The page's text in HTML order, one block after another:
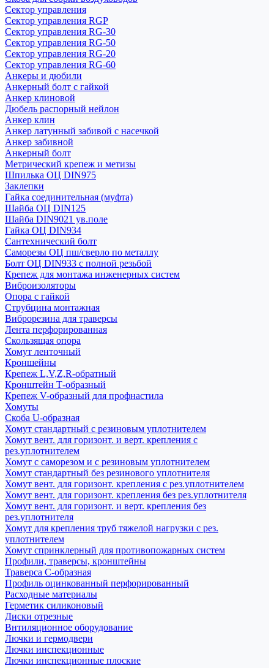
Сектор управления
Сектор управления RGP
Сектор управления RG-30
Сектор управления RG-50
Сектор управления RG-20
Сектор управления RG-60
Анкеры и дюбили
Анкерный болт с гайкой
Анкер клиновой
Дюбель распорный нейлон
Анкер клин
Анкер латунный забивой с насечкой
Анкер забивной
Анкерный болт
Метрический крепеж и метизы
Шпилька ОЦ DIN975
Заклепки
Гайка соединительная (муфта)
Шайба ОЦ DIN125
Шайба DIN9021 ув.поле
Гайка ОЦ DIN934
Сантехнический болт
Саморезы ОЦ пш/сверло по металлу
Болт ОЦ DIN933 с полной резьбой
Крепеж для монтажа инженерных систем
Виброизоляторы
Опора с гайкой
Струбцина монтажная
Виброрезина для траверсы
Лента перфорированная
Скользящая опора
Хомут ленточный
Кроншейны
Крепеж L,V,Z,R-обратный
Кронштейн Т-образный
Крепеж V-образный для профнастила
Хомуты
Скоба U-образная
Хомут стандартный с резиновым уплотнителем
Хомут вент. для горизонт. и верт. крепления с
рез.уплотнителем
Хомут с саморезом и с резиновым уплотнителем
Хомут стандартный без резинового уплотнителя
Хомут вент. для горизонт. крепления с рез.уплотнителем
Хомут вент. для горизонт. крепления без рез.уплотнителя
Хомут вент. для горизонт. и верт. крепления без
рез.уплотнителя
Хомут для крепления труб тяжелой нагрузки с рез.
уплотнителем
Хомут спринклерный для противопожарных систем
Профили, траверсы, кронштейны
Траверса С-образная
Профиль оцинкованный перфорированный
Расходные материалы
Герметик силиконовый
Диски отрезные
Внтиляционное оборудование
Лючки и гермодвери
Лючки инспекционные
Лючки инспекционные плоские